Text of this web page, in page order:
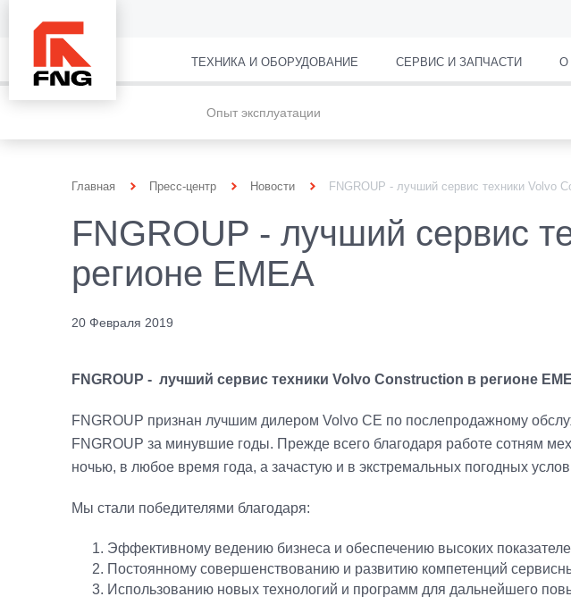
ТЕХНИКА И ОБОРУДОВАНИЕ СЕРВИС И ЗАПЧАСТИ О
Опыт эксплуатации
Главная Пресс-центр Новости FNGROUP - лучший сервис техники Volvo
FNGROUP - лучший сервис
регионе EMEA
20 Февраля 2019
FNGROUP - лучший сервис техники Volvo Construction в регионе
FNGROUP признан лучшим дилером Volvo CE по послепродажному
FNGROUP за минувшие годы. Прежде всего благодаря работе сотням
ночью, в любое время года, а зачастую и в экстремальных погодных
Мы стали победителями благодаря:
Эффективному ведению бизнеса и обеспечению высоких
Постоянному совершенствованию и развитию компетенций
Использованию новых технологий и программ для дальнейшего